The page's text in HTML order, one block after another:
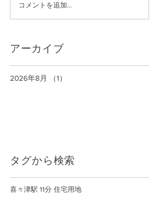
コメントを追加…
アーカイブ
2026年8月 （1）
タグから検索
喜々津駅 11分 住宅用地